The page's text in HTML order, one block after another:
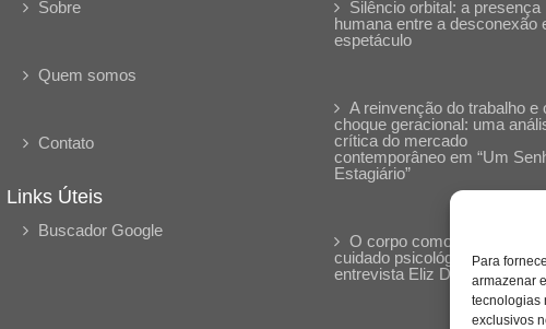
Para
armazenar
tecnologias
exclusivos
Sobre
Quem somos
Contato
Links Úteis
Buscador Google
Silêncio orbital: a presença
humana entre a desconexão
espetáculo
A reinvenção do trabalho e
choque geracional: uma
crítica do mercado
contemporâneo em “Um
Estagiário”
O corpo como expressão do
cuidado psicológico:
entrevista Eliz Dorneles